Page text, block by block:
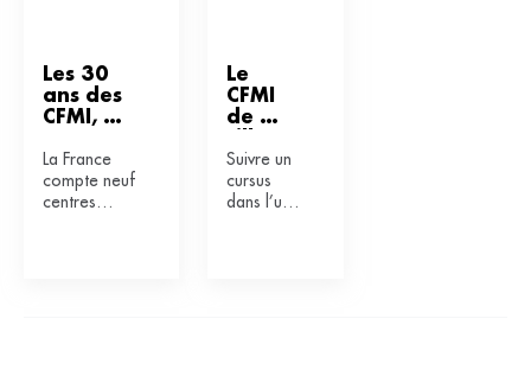
Les 30
ans des
CFMI,
plus de
visibilité
La France
compte neuf
centres
Le
CFMI
de
forme
les
futurs
Suivre un
cursus
dans l’un